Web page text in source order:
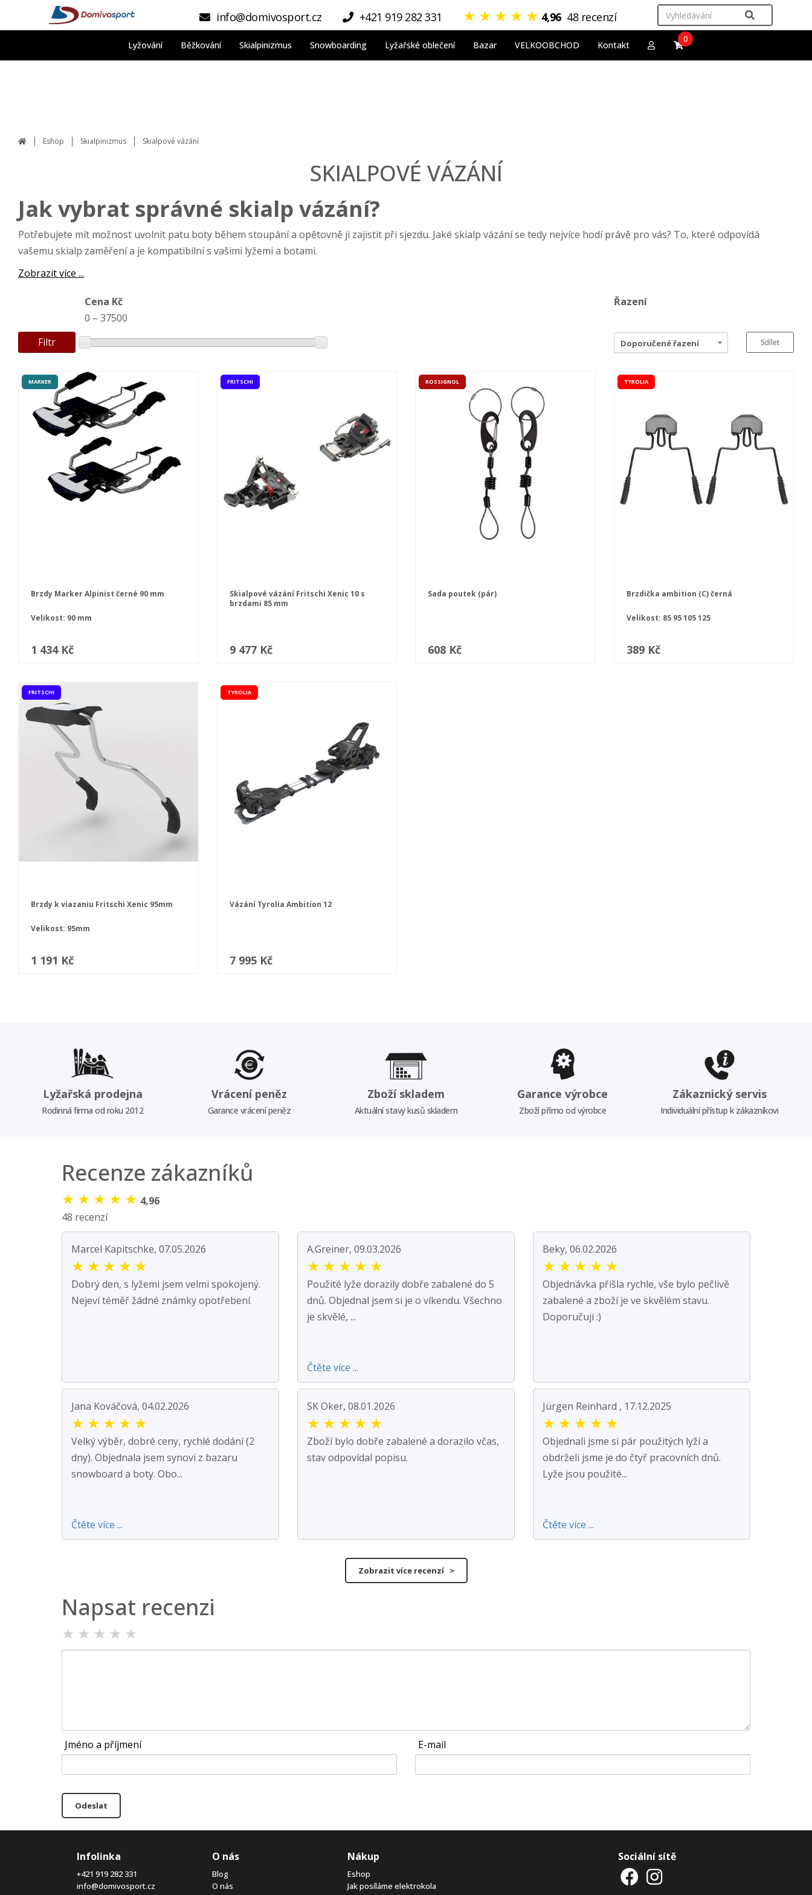
info@domivosport.cz +421 919 282 331 ★ ★ ★ ★ ★ 4,96 48 recenzí
Lyžování Běžkování Skialpinizmus Snowboarding Lyžařské oblečení Bazar VELKOOBCHOD Kontakt
0
Eshop Skialpinizmus Skialpové vázání
SKIALPOVÉ VÁZÁNÍ
Jak vybrat správné skialp vázání?
Potřebujete mít možnost uvolnit patu boty během stoupání a opětovně ji zajistit při sjezdu. Jaké skialp vázání se tedy nejvíce hodí právě pro vás? To, které odpovídá
vašemu skialp zaměření a je kompatibilní s vašimi lyžemi a botami.
Zobrazit více ...
Filtr
Cena Kč
0 – 37500
Řazení
Doporučené řazení Sdílet
MARKER
Brzdy Marker Alpinist černé 90 mm
Velikost: 90 mm
1 434 Kč
FRITSCHI
Skialpové vázání Fritschi Xenic 10 s
brzdami 85 mm
9 477 Kč
ROSSIGNOL
Sada poutek (pár)
608 Kč
TYROLIA
Brzdička ambition (C) černá
Velikost: 85 95105125
389 Kč
FRITSCHI
Brzdy k viazaniu Fritschi Xenic 95mm
Velikost: 95mm
1 191 Kč
TYROLIA
Vázání Tyrolia Ambition 12
7 995 Kč
Lyžařská prodejna
Rodinná firma od roku 2012
Vrácení peněz
Garance vrácení peněz
Zboží skladem
Aktuální stavy kusů skladem
Garance výrobce
Zboží přímo od výrobce
Zákaznický servis
Individuální přístup k zákazníkovi
Recenze zákazníků
★ ★ ★ ★ ★ 4,96
48 recenzí
Marcel Kapitschke, 07.05.2026
★ ★ ★ ★ ★
Dobrý den, s lyžemi jsem velmi spokojený.
Nejeví téměř žádné známky opotřebení.
A.Greiner, 09.03.2026
★ ★ ★ ★ ★
Použité lyže dorazily dobře zabalené do 5
dnů. Objednal jsem si je o víkendu. Všechno
je skvělé, ...
Čtěte více ...
Beky, 06.02.2026
★ ★ ★ ★ ★
Objednávka přišla rychle, vše bylo pečlivě
zabalené a zboží je ve skvělém stavu.
Doporučuji :)
Jana Kováčová, 04.02.2026
★ ★ ★ ★ ★
Velký výběr, dobré ceny, rychlé dodání (2
dny). Objednala jsem synovi z bazaru
snowboard a boty. Obo...
Čtěte více ...
SK Oker, 08.01.2026
★ ★ ★ ★ ★
Zboží bylo dobře zabalené a dorazilo včas,
stav odpovídal popisu.
Jürgen Reinhard , 17.12.2025
★ ★ ★ ★ ★
Objednali jsme si pár použitých lyží a
obdrželi jsme je do čtyř pracovních dnů.
Lyže jsou použité...
Čtěte více ...
Zobrazit více recenzí >
Napsat recenzi
★ ★ ★ ★ ★
Jméno a příjmení E-mail
Odeslat
Infolinka
+421 919 282 331
info@domivosport.cz
O nás
Blog
O nás
Nákup
Eshop
Jak posíláme elektrokola
Sociální sítě